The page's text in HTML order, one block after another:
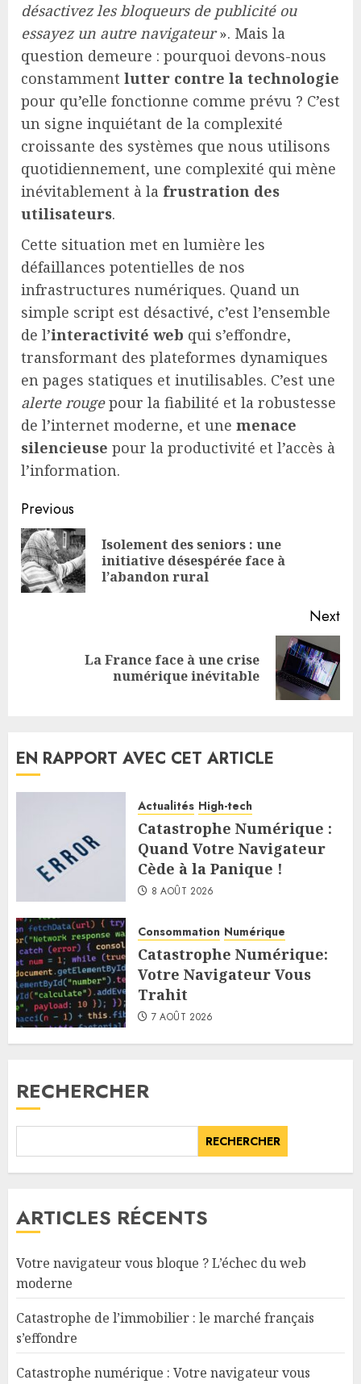
désactivez les bloqueurs de publicité ou
essayez un autre navigateur». Mais la
question demeure : pourquoi devons-nous
constamment lutter contre la technologie
pour qu’elle fonctionne comme prévu ? C’est
un signe inquiétant de la complexité
croissante des systèmes que nous utilisons
quotidiennement, une complexité qui mène
inévitablement à la frustration des
utilisateurs.
Cette situation met en lumière les
défaillances potentielles de nos
infrastructures numériques. Quand un
simple script est désactivé, c’est l’ensemble
de l’interactivité web qui s’effondre,
transformant des plateformes dynamiques
en pages statiques et inutilisables. C’est une
alerte rougepour la fiabilité et la robustesse
de l’internet moderne, et une menace
silencieuse pour la productivité et l’accès à
l’information.
Continue
Reading
Previous
Isolement des seniors : une
initiative désespérée face à
l’abandon rural
Next
La France face à une crise
numérique inévitable
EN RAPPORT AVEC CET ARTICLE
Actualités High-tech
Catastrophe Numérique :
Quand Votre Navigateur
Cède à la Panique !
8 AOÛT 2026
Consommation Numérique
Catastrophe Numérique:
Votre Navigateur Vous
Trahit
7 AOÛT 2026
RECHERCHER
RECHERCHER
ARTICLES RÉCENTS
Votre navigateur vous bloque ? L’échec du web
moderne
Catastrophe de l’immobilier : le marché français
s’effondre
Catastrophe numérique : Votre navigateur vous